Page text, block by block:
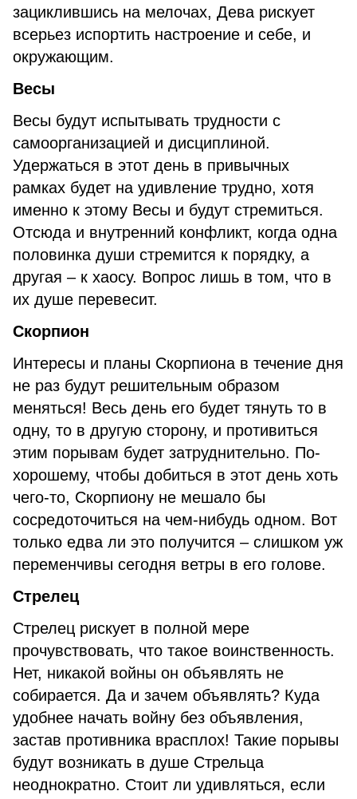
зациклившись на мелочах, Дева рискует
всерьез испортить настроение и себе, и
окружающим.
Весы
Весы будут испытывать трудности с
самоорганизацией и дисциплиной.
Удержаться в этот день в привычных
рамках будет на удивление трудно, хотя
именно к этому Весы и будут стремиться.
Отсюда и внутренний конфликт, когда одна
половинка души стремится к порядку, а
другая – к хаосу. Вопрос лишь в том, что в
их душе перевесит.
Скорпион
Интересы и планы Скорпиона в течение дня
не раз будут решительным образом
меняться! Весь день его будет тянуть то в
одну, то в другую сторону, и противиться
этим порывам будет затруднительно. По-
хорошему, чтобы добиться в этот день хоть
чего-то, Скорпиону не мешало бы
сосредоточиться на чем-нибудь одном. Вот
только едва ли это получится – слишком уж
переменчивы сегодня ветры в его голове.
Стрелец
Стрелец рискует в полной мере
прочувствовать, что такое воинственность.
Нет, никакой войны он объявлять не
собирается. Да и зачем объявлять? Куда
удобнее начать войну без объявления,
застав противника врасплох! Такие порывы
будут возникать в душе Стрельца
неоднократно. Стоит ли удивляться, если